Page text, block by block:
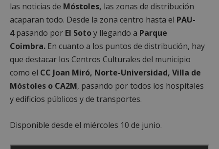
las noticias de Móstoles, las zonas de distribución
acaparan todo. Desde la zona centro hasta el PAU-
4pasando por El Sotoy llegando a Parque
Coimbra. En cuanto a los puntos de distribución, hay
que destacar los Centros Culturales del municipio
como el CC Joan Miró, Norte-Universidad, Villa de
Móstoles o CA2M, pasando por todos los hospitales
y edificios públicos y de transportes.
Disponible desde el miércoles 10 de junio.